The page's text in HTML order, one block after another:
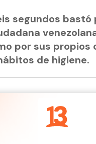
segundos
por sus
de higiene.